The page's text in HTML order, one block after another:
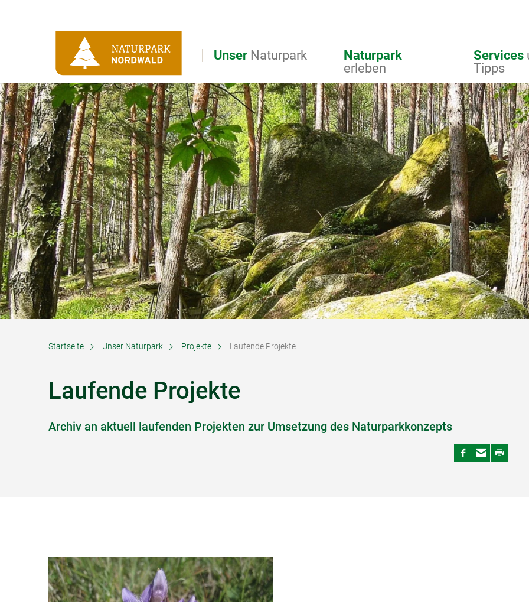
Unser Naturpark
Naturpark
erleben
Services
Tipps
Startseite Unser Naturpark Projekte Laufende Projekte
Laufende Projekte
Archiv an aktuell laufenden Projekten zur Umsetzung des Naturparkkonzepts